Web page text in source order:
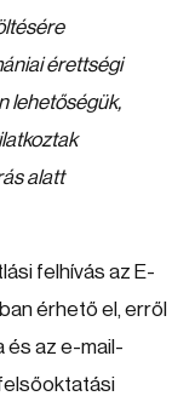
érettségi
lehetőségük,
alatt
felhívás az E-
érhető el, erről
és az e-mail-